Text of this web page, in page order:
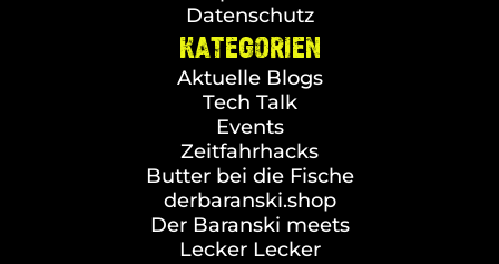
Datenschutz
KATEGORIEN
Aktuelle Blogs
Tech Talk
Events
Zeitfahrhacks
Butter bei die Fische
derbaranski.shop
Der Baranski meets
Lecker Lecker